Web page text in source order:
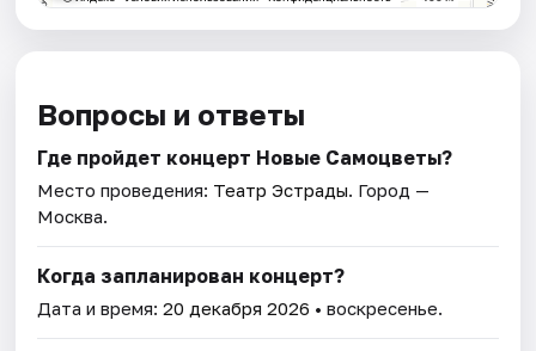
Вопросы и ответы
Где пройдет концерт Новые Самоцветы?
Место проведения: Театр Эстрады. Город —
Москва.
Когда запланирован концерт?
Дата и время:20 декабря 2026 • воскресенье.